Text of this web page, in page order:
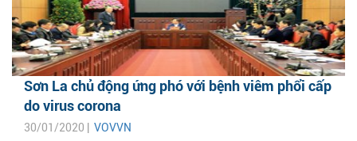
Sơn La chủ động ứng phó với bệnh viêm phổi cấp
do virus corona
30/01/2020 | VOVVN